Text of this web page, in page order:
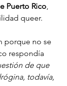
Puerto Rico,
queer.
porque no se
respondía
de que
todavía,